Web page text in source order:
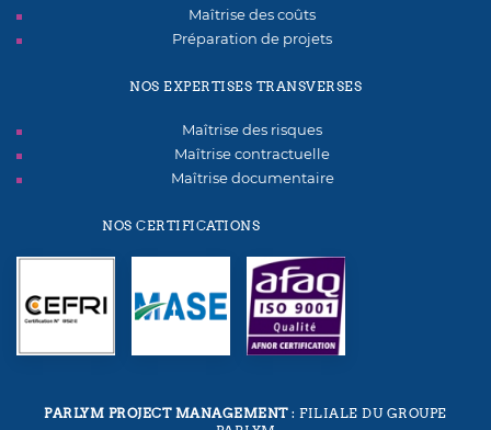
Maîtrise des coûts
Préparation de projets
NOS EXPERTISES TRANSVERSES
Maîtrise des risques
Maîtrise contractuelle
Maîtrise documentaire
NOS CERTIFICATIONS
PARLYM PROJECT MANAGEMENT: FILIALE DU GROUPE